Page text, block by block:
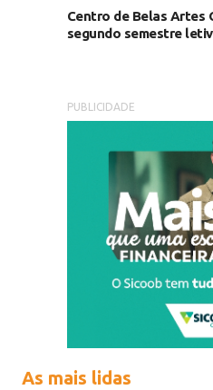
Centro de Belas Artes
segundo semestre
PUBLICIDADE
As mais lidas